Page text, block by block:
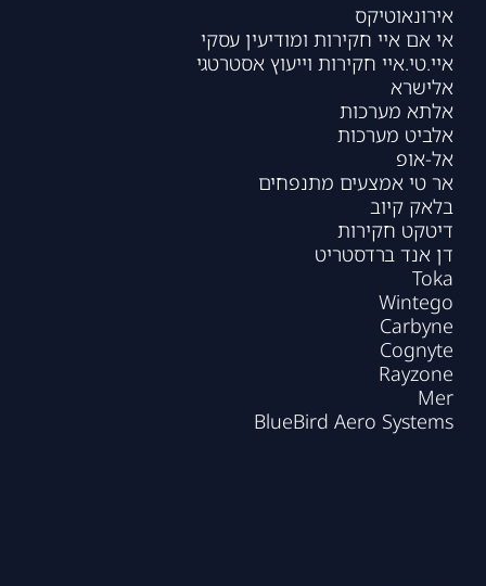
אירונאוטיקס
אי אם איי חקירות ומודיעין עסקי
איי.טי.איי חקירות וייעוץ אסטרטגי
אלישרא
אלתא מערכות
אלביט מערכות
אל-אופ
אר טי אמצעים מתנפחים
בלאק קיוב
דיטקט חקירות
דן אנד ברדסטריט
Toka
Wintego
Carbyne
Cognyte
Rayzone
Mer
BlueBird Aero Systems